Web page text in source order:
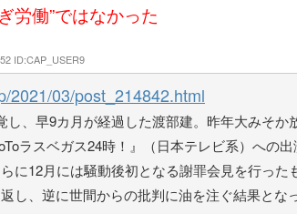
労働”ではなかった
ID:CAP_USER9
2021/03/post_214842.html
、早9カ月が経過した渡部建。昨年大みそか
ラスベガス24時！』（日本テレビ系）への
に12月には騒動後初となる謝罪会見を行った
し、逆に世間からの批判に油を注ぐ結果となっ